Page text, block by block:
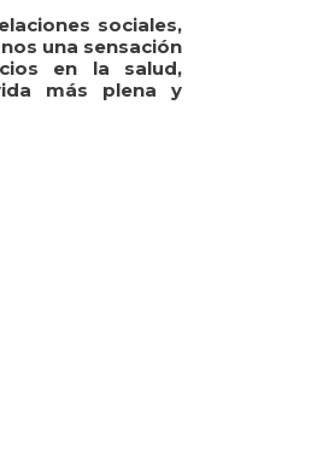
sociales,
una sensación
en la salud,
más plena y